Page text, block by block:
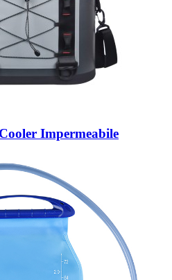
Impermeabile